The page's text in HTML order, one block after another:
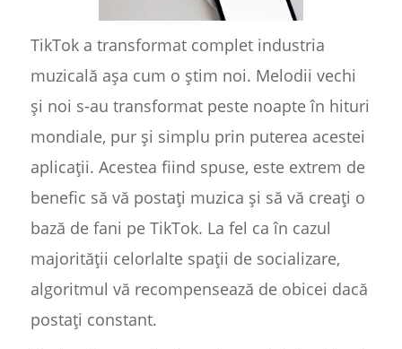
TikTok a transformat complet industria
muzicală așa cum o știm noi. Melodii vechi
și noi s-au transformat peste noapte în hituri
mondiale, pur și simplu prin puterea acestei
aplicații. Acestea fiind spuse, este extrem de
benefic să vă postați muzica și să vă creați o
bază de fani pe TikTok. La fel ca în cazul
majorității celorlalte spații de socializare,
algoritmul vă recompensează de obicei dacă
postați constant.